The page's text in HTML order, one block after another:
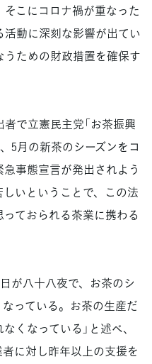
こにコロナ禍が重なった
活動に深刻な影響が出てい
ための財政措置を確保す
で立憲民主党「お茶振興
5月の新茶のシーズンをコ
事態宣言が発出されよう
いということで、この法
ておられる茶業に携わる
が八十八夜で、お茶のシ
っている。お茶の生産だ
くなっている」と述べ、
に対し昨年以上の支援を